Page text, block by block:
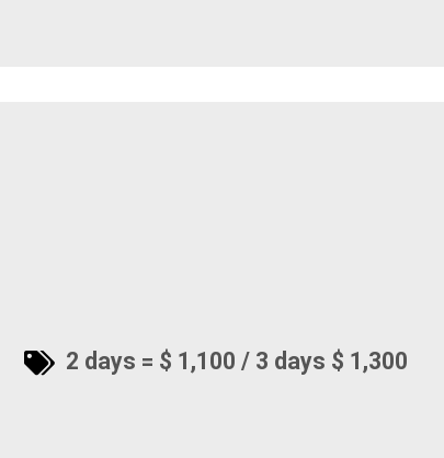
2 days = $ 1,100 / 3 days $ 1,300